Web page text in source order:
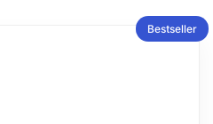
Bestseller